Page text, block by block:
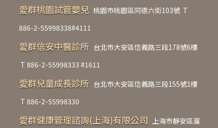
愛群桃園試管嬰兒 桃園市桃園區同德六街103號T
886-2-55998338#4111
愛群信安中醫診所 台北市大安區信義路三段178號6樓
T 886-2-55998333 #1611
愛群兒童成長診所 台北市大安區信義路三段155號1樓
T 886-2-55998330
愛群健康管理諮詢(上海)有限公司 上海市靜安區滬